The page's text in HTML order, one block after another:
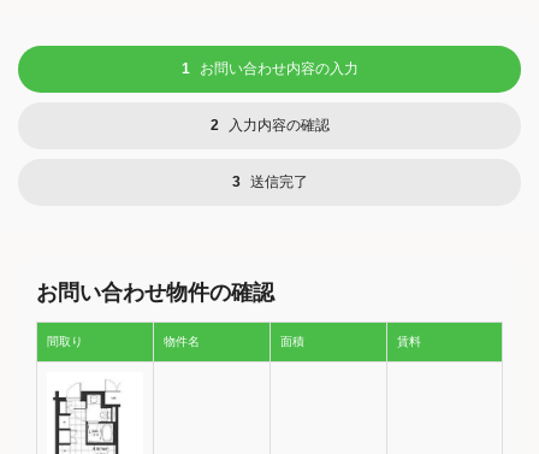
1 お問い合わせ内容の入力
2 入力内容の確認
3 送信完了
お問い合わせ物件の確認
間取り 物件名 面積 賃料